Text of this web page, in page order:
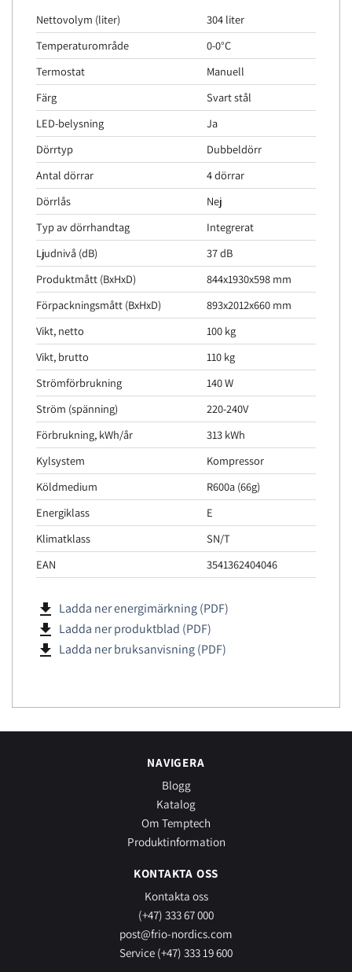
Nettovolym (liter)
304 liter
Temperaturområde
0-0°C
Termostat
Manuell
Färg
Svart stål
LED-belysning
Ja
Dörrtyp
Dubbeldörr
Antal dörrar
4 dörrar
Dörrlås
Nej
Typ av dörrhandtag
Integrerat
Ljudnivå (dB)
37 dB
Produktmått (BxHxD)
844x1930x598 mm
Förpackningsmått (BxHxD)
893x2012x660 mm
Vikt, netto
100 kg
Vikt, brutto
110 kg
Strömförbrukning
140 W
Ström (spänning)
220-240V
Förbrukning, kWh/år
313 kWh
Kylsystem
Kompressor
Köldmedium
R600a (66g)
Energiklass
E
Klimatklass
SN/T
EAN
3541362404046
file_download Ladda ner energimärkning (PDF)
file_download Ladda ner produktblad (PDF)
file_download Ladda ner bruksanvisning (PDF)
NAVIGERA
Blogg
Katalog
Om Temptech
Produktinformation
KONTAKTA OSS
Kontakta oss
(+47) 333 67 000
post@frio-nordics.com
Service (+47) 333 19 600